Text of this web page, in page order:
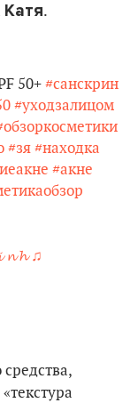
Катя.
50+ #санскрин
#уходзалицом
#зя #находка
#акне
𝓷 𝓱 ♫
средства,
«текстура